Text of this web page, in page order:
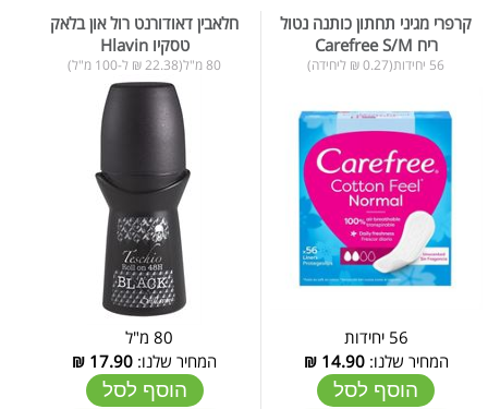
קרפרי מגיני תחתון כותנה נטול
ריח Carefree S/M
56 יחידות(0.27 ₪ ליחידה)
56 יחידות
המחיר שלנו:14.90
₪
הוסף לסל
חלאבין דאודורנט רול און בלאק
טסקיו Hlavin
80 מ"ל(22.38 ₪ ל-100 מ"ל)
80 מ"ל
המחיר שלנו: 17.90
₪
הוסף לסל